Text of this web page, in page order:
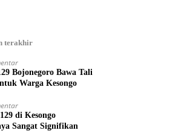
terakhir
Bojonegoro Bawa Tali
Warga Kesongo
di Kesongo
Sangat Signifikan